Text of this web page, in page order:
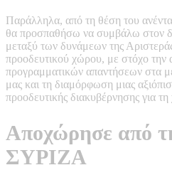
Παράλληλα, από τη θέση του
θα προσπαθήσω να συμβάλω στον
μεταξύ των δυνάμεων της
προοδευτικού χώρου, με στόχο την
προγραμματικών απαντήσεων στα
μας και τη διαμόρφωση μιας
προοδευτικής διακυβέρνησης για
Αποχώρησε από
ΣΥΡΙΖΑ